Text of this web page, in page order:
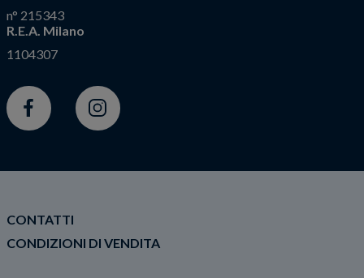
n° 215343
R.E.A. Milano
1104307
Facebook Instagram
CONTATTI
CONDIZIONI DI VENDITA